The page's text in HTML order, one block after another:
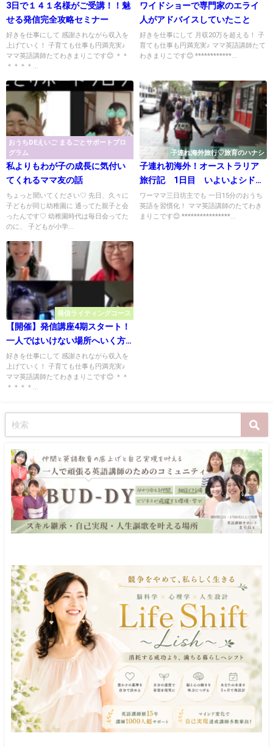
3日で１４１名様がご受講！！魅
せる発信完全攻略セミナー
好きを仕事にして 感謝されながら収入を
上げていく！ 子育ても仕事も円満充実♪
ママ英語講師たてわきまりこです😊 ＊＊
＊＊＊＊...
ワイドショーで専門家のエライ
人がアドバイスしていたこと
好きを仕事にして 月収20万を超える！ 子
育ても仕事も円満充実♪ ママ英語講師たて
わきまりこです😊 ************...
おうちDEえいご まるごとサポートプロ
グラム
私よりもわが子の成長に気付い
てくれるママ友の話
ちょっと聞いてください♡ 先日、久々に
子どもが同じ幼稚園に 通ってた親子と会
ったんです♡ 幼稚園時代は毎日会ってた
のに、 子どもが小学...
子連れ海外旅行♡旅育のハナシ
子連れ初海外！オーストラリア
旅行記 1日目 いよいよシドニ
ーへ
ワーママ三日坊主でも 一日15分のおうち
英語を習慣化！ ママ英語講師のたてわき
まりこです😊 ****************...
発信ライティングコース
【開催】発信講座4期スタート！
一人ではいけない場所へいく方
法
好きを仕事にして 感謝されながら収入を
上げていく！ 子育ても仕事も円満充実♪
ママ英語講師たてわきまりこです😊 ＊＊
＊＊＊＊...